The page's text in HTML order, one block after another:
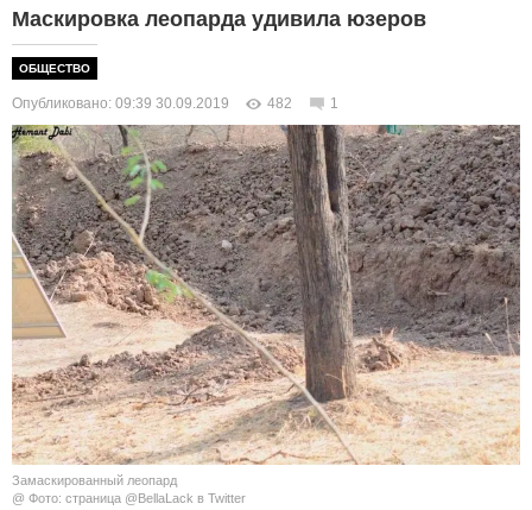
ПОЛИТИКА
ЭКОНОМИКА
В МИРЕ
ОБЩЕСТВО
КУЛЬТУРА
НАУКА
СПОРТ
Маскировка леопарда удивила юзеров
ОБЩЕСТВО
Опубликовано: 09:39 30.09.2019 482 1
Замаскированный леопард
@ Фото: страница @BellaLack в Twitter